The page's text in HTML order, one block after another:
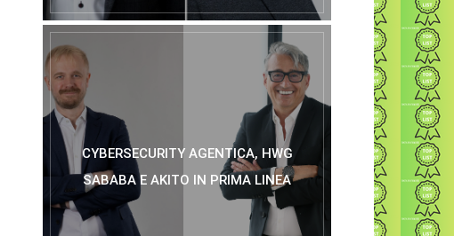
CYBERSECURITY AGENTICA, HWG
SABABA E AKITO IN PRIMA LINEA